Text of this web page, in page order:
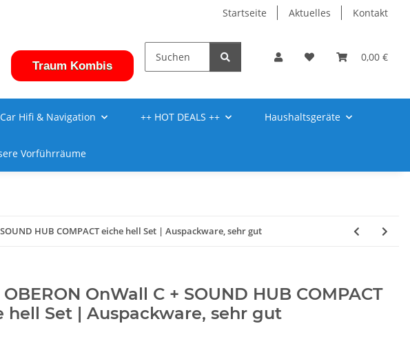
Startseite Aktuelles Kontakt
Traum Kombis
0,00 €
Car Hifi & Navigation ++ HOT DEALS ++ Haushaltsgeräte
Vorführräume
HUB COMPACT eiche hell Set | Auspackware, sehr gut
OnWall C + SOUND HUB COMPACT
hell Set | Auspackware, sehr gut